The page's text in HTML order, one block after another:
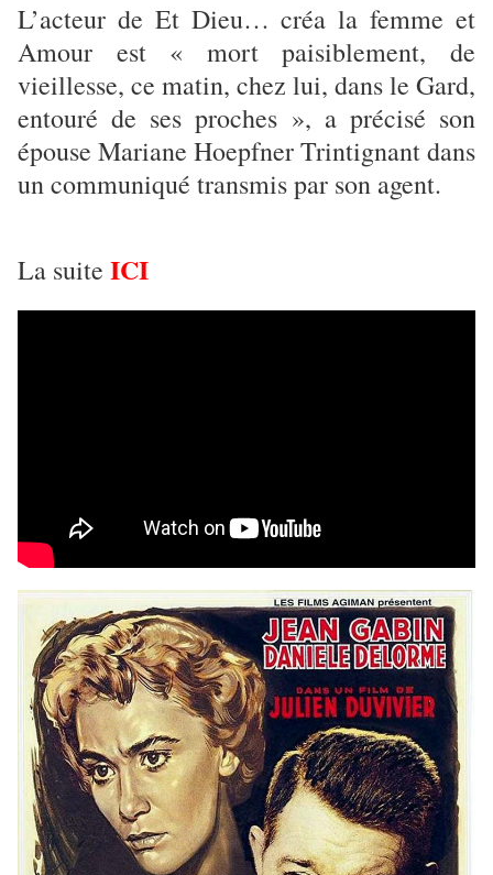
L’acteur de Et Dieu… créa la femme et
Amour est « mort paisiblement, de
vieillesse, ce matin, chez lui, dans le Gard,
entouré de ses proches », a précisé son
épouse Mariane Hoepfner Trintignant dans
un communiqué transmis par son agent.
La suite ICI